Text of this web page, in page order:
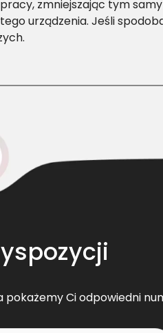
zmniejszając tym
urządzenia. Jeśli
Ci odpowiedni